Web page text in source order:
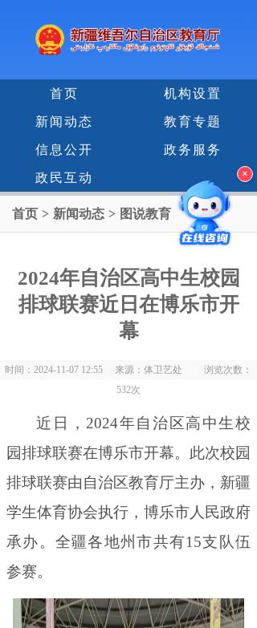
首页 机构设置
新闻动态 教育专题
信息公开 政务服务
政民互动
首页 > 新闻动态 > 图说教育
2024年自治区高中生校园
排球联赛近日在博乐市开
幕
时间：2024-11-07 12:55 来源：体卫艺处 浏览次数：
532次
近日 ，2024年自治区高中生校
园排球联赛在博乐市开幕。此次校园
排球联赛由自治区教育厅主办 ， 新疆
学生体育协会执行，博乐市人民政府
承办。 全疆各地州市共有15支队伍
参赛。
×